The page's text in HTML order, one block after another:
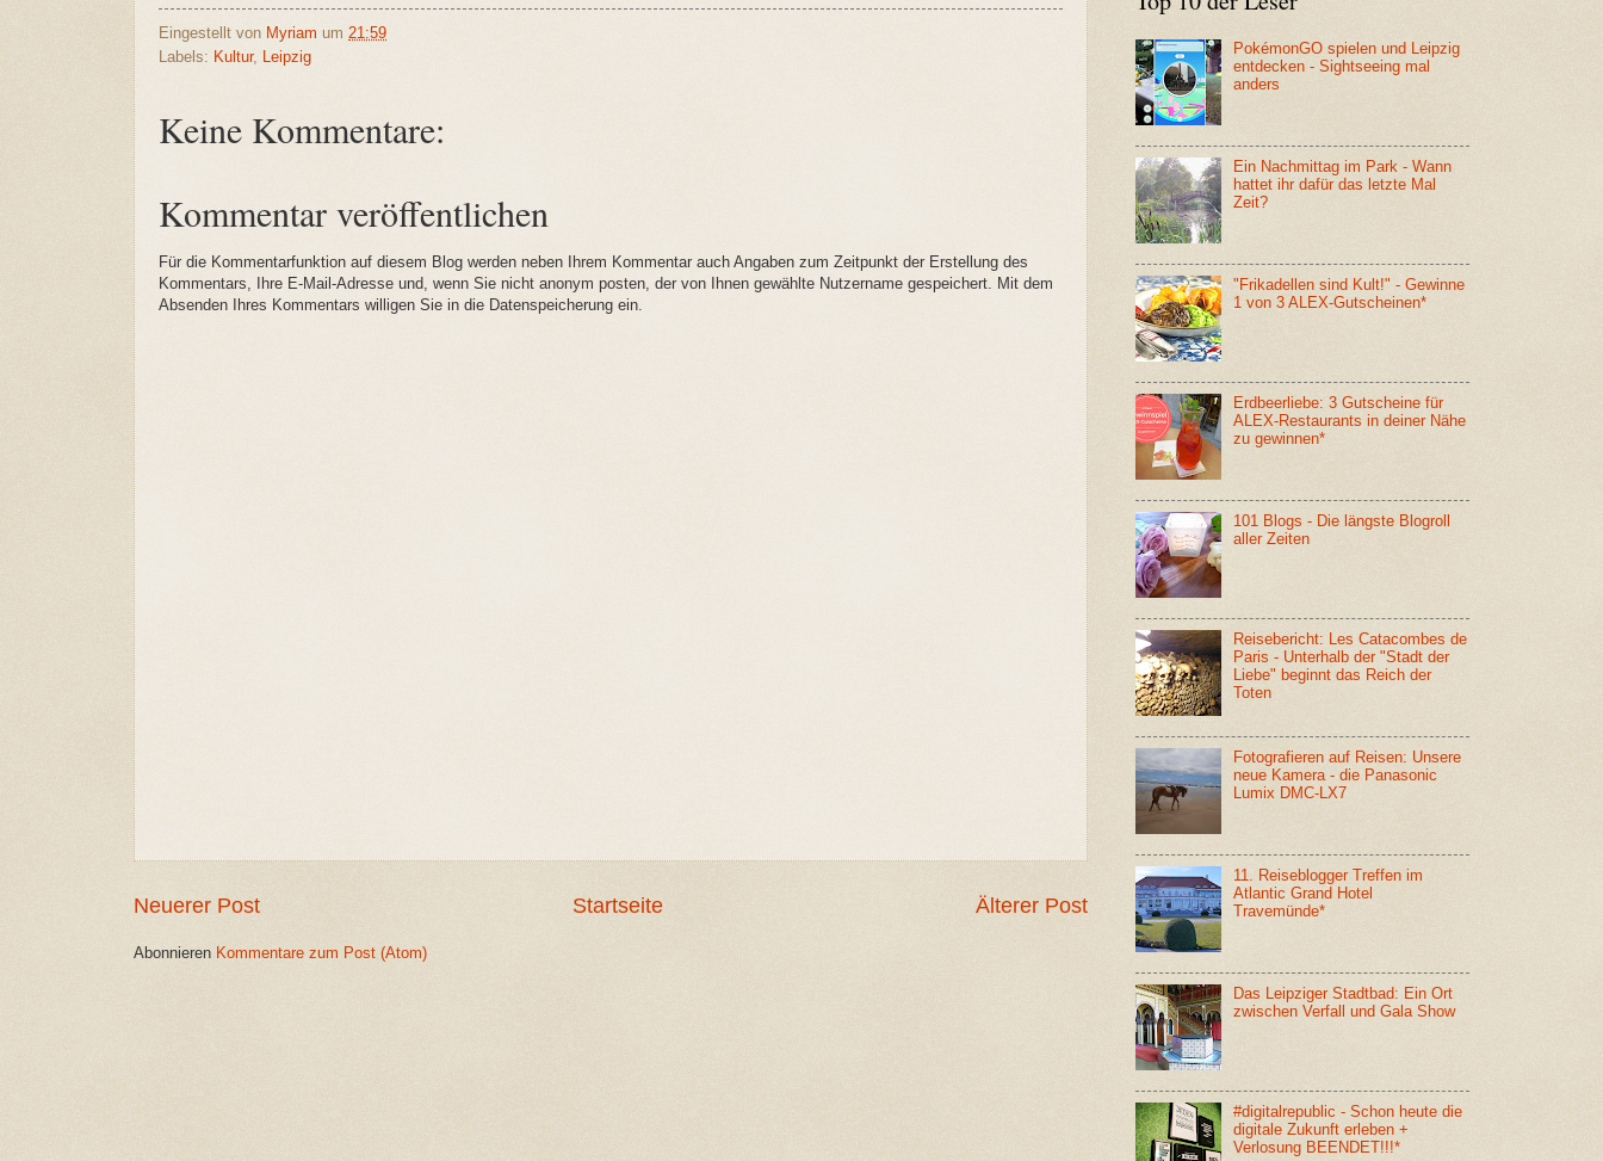
Eingestellt von Myriam um 21:59
Labels: Kultur, Leipzig
Keine Kommentare:
Kommentar veröffentlichen
Für die Kommentarfunktion auf diesem Blog werden neben Ihrem Kommentar auch Angaben zum Zeitpunkt der Erstellung des
Kommentars, Ihre E-Mail-Adresse und, wenn Sie nicht anonym posten, der von Ihnen gewählte Nutzername gespeichert. Mit dem
Absenden Ihres Kommentars willigen Sie in die Datenspeicherung ein.
Neuerer Post Älterer Post
Startseite
Abonnieren Kommentare zum Post (Atom)
PokémonGO spielen und Leipzig
entdecken - Sightseeing mal
anders
Ein Nachmittag im Park - Wann
hattet ihr dafür das letzte Mal
Zeit?
"Frikadellen sind Kult!" - Gewinne
1 von 3 ALEX-Gutscheinen*
Erdbeerliebe: 3 Gutscheine für
ALEX-Restaurants in deiner Nähe
zu gewinnen*
101 Blogs - Die längste Blogroll
aller Zeiten
Reisebericht: Les Catacombes de
Paris - Unterhalb der "Stadt der
Liebe" beginnt das Reich der
Toten
Fotografieren auf Reisen: Unsere
neue Kamera - die Panasonic
Lumix DMC-LX7
11. Reiseblogger Treffen im
Atlantic Grand Hotel
Travemünde*
Das Leipziger Stadtbad: Ein Ort
zwischen Verfall und Gala Show
#digitalrepublic - Schon heute die
digitale Zukunft erleben +
Verlosung BEENDET!!!*